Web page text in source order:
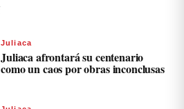
Juliaca
Juliaca afrontará su centenario
como un caos por obras inconclusas